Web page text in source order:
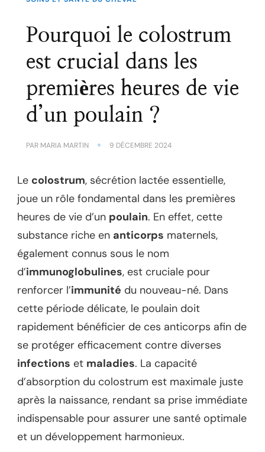
Pourquoi le colostrum
est crucial dans les
premières heures de vie
d’un poulain ?
PAR MARIA MARTIN 9 DÉCEMBRE 2024
Le colostrum, sécrétion lactée essentielle,
joue un rôle fondamental dans les premières
heures de vie d’un poulain. En effet, cette
substance riche en anticorps maternels,
également connus sous le nom
d’immunoglobulines, est cruciale pour
renforcer l’immunité du nouveau-né. Dans
cette période délicate, le poulain doit
rapidement bénéficier de ces anticorps afin de
se protéger efficacement contre diverses
infections et maladies. La capacité
d’absorption du colostrum est maximale juste
après la naissance, rendant sa prise immédiate
indispensable pour assurer une santé optimale
et un développement harmonieux.